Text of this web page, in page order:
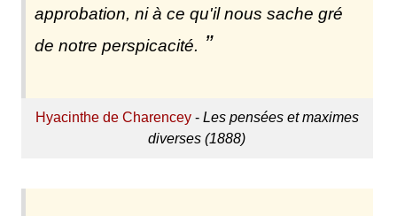
approbation, ni à ce qu'il nous sache gré
de notre perspicacité.
Hyacinthe de Charencey- Les pensées et maximes
diverses (1888)